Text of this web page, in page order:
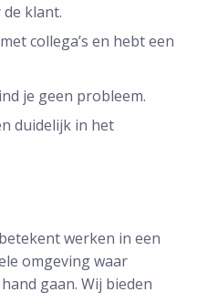
klant.
collega’s en hebt een
je geen probleem.
duidelijk in het
werken in een
omgeving waar
gaan. Wij bieden